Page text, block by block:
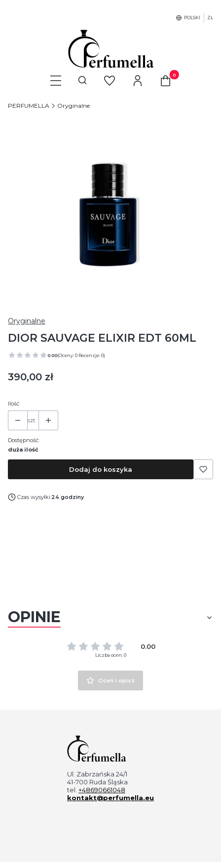
POLSKI ZŁ
Otwórz wyszukiwarkę Produkty w
PERFUMELLA Oryginalne
Oryginalne
DIOR SAUVAGE ELIXIR EDT 60ML
0.00(Oceny: 0 Recenzje: 0)
Cena
390,00 zł
Ilość
szt.
Dostępność:
duża ilość
Dodaj do koszyka
Czas wysyłki:24 godziny
OPINIE
0.00
Liczba ocen: 0
Oceń i opisz
Ul. Zabrzańska 24/1
41-700 Ruda Śląska
tel. +48690661048
kontakt@perfumella.eu